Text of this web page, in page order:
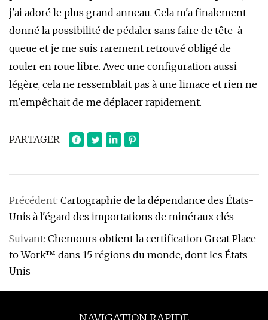
j'ai adoré le plus grand anneau. Cela m'a finalement
donné la possibilité de pédaler sans faire de tête-à-
queue et je me suis rarement retrouvé obligé de
rouler en roue libre. Avec une configuration aussi
légère, cela ne ressemblait pas à une limace et rien ne
m'empêchait de me déplacer rapidement.
PARTAGER
Précédent: Cartographie de la dépendance des États-
Unis à l'égard des importations de minéraux clés
Suivant: Chemours obtient la certification Great Place
to Work™ dans 15 régions du monde, dont les États-
Unis